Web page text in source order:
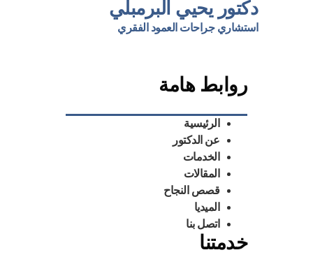
دكتور يحيي البرمبلي
استشاري جراحات العمود الفقري
روابط هامة
الرئيسية
عن الدكتور
الخدمات
المقالات
قصص النجاح
الميديا
اتصل بنا
خدمتنا